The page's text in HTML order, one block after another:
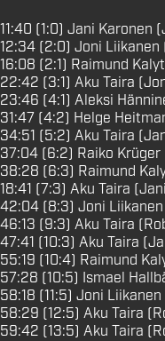
11:40 (1:0) Jani Karonen
12:34 (2:0) Joni Liikanen
16:08 (2:1) Raimund
22:42 (3:1) Aku Taira
23:46 (4:1) Aleksi
31:47 (4:2) Helge
34:51 (5:2) Aku Taira
37:04 (6:2) Raiko Krüger
38:28 (6:3) Raimund
18:41 (7:3) Aku Taira
42:04 (8:3) Joni
46:13 (9:3) Aku Taira
47:41 (10:3) Aku Taira
55:19 (10:4) Raimund
57:28 (10:5) Ismael
58:18 (11:5) Joni
58:29 (12:5) Aku Taira
59:42 (13:5) Aku Taira